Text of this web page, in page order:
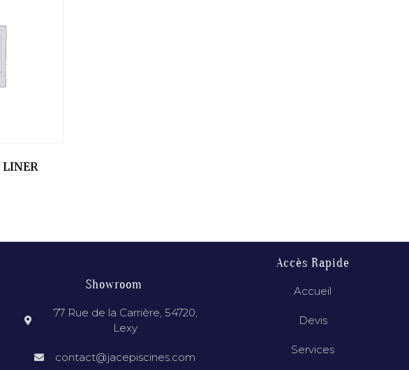
LINER
Showroom
77 Rue de la Carrière, 54720,
Lexy
contact@jacepiscines.com
Accès Rapide
Accueil
Devis
Services